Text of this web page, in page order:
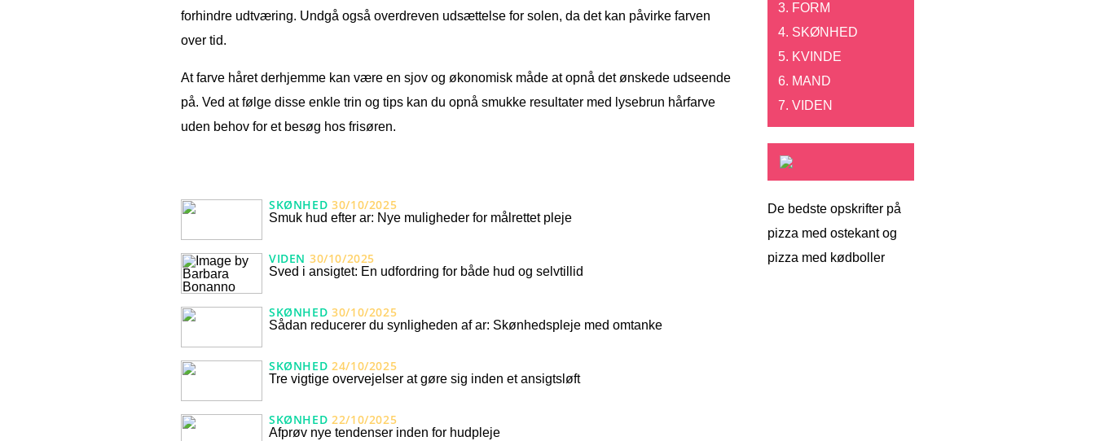
forhindre udtværing. Undgå også overdreven udsættelse for solen, da det kan påvirke farven
over tid.
At farve håret derhjemme kan være en sjov og økonomisk måde at opnå det ønskede udseende
på. Ved at følge disse enkle trin og tips kan du opnå smukke resultater med lysebrun hårfarve
uden behov for et besøg hos frisøren.
SKØNHED 30/10/2025
Smuk hud efter ar: Nye muligheder for målrettet pleje
VIDEN 30/10/2025
Sved i ansigtet: En udfordring for både hud og selvtillid
SKØNHED 30/10/2025
Sådan reducerer du synligheden af ar: Skønhedspleje med omtanke
SKØNHED 24/10/2025
Tre vigtige overvejelser at gøre sig inden et ansigtsløft
SKØNHED 22/10/2025
Afprøv nye tendenser inden for hudpleje
FORM
SKØNHED
KVINDE
MAND
VIDEN
De bedste opskrifter på
pizza med ostekant og
pizza med kødboller